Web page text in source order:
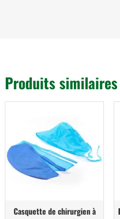
Produits similaires
Casquette de chirurgien à